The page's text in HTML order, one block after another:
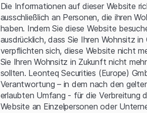
Serverfehler.
Die Informationen auf dieser Website
ausschließlich an Personen, die ihren
haben. Indem Sie diese Website
ausdrücklich, dass Sie Ihren Wohnsitz
verpflichten sich, diese Website nicht
Sie Ihren Wohnsitz in Zukunft nicht
sollten. Leonteq Securities (Europe)
Verantwortung – in dem nach den
erlaubten Umfang - für die Verbreitung
Website an Einzelpersonen oder